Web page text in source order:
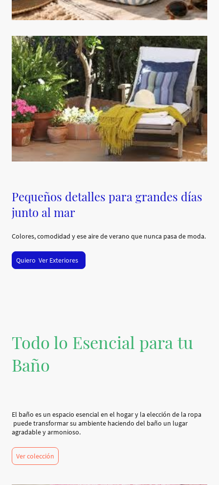
Pequeños detalles para grandes días
junto al mar
Colores, comodidad y ese aire de verano que nunca pasa de moda.
Quiero Ver Exteriores
Todo lo Esencial para tu
Baño
El baño es un espacio esencial en el hogar y la elección de la ropa
puede transformar su ambiente haciendo del baño un lugar
agradable y armonioso.
Ver colección